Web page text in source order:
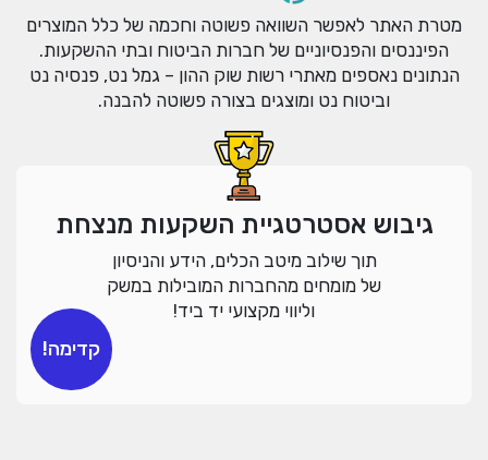
מטרת האתר לאפשר השוואה פשוטה וחכמה של כלל המוצרים
הפיננסים והפנסיוניים של חברות הביטוח ובתי ההשקעות.
הנתונים נאספים מאתרי רשות שוק ההון – גמל נט, פנסיה נט
וביטוח נט ומוצגים בצורה פשוטה להבנה.
גיבוש אסטרטגיית השקעות מנצחת
תוך שילוב מיטב הכלים, הידע והניסיון
של מומחים מהחברות המובילות במשק
וליווי מקצועי יד ביד!
קדימה!